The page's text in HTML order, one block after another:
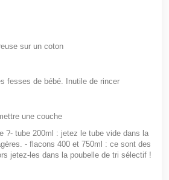
sur un coton
fesses de bébé. Inutile de rincer
une couche
?- tube 200ml : jetez le tube vide dans la
- flacons 400 et 750ml : ce sont des
jetez-les dans la poubelle de tri sélectif !